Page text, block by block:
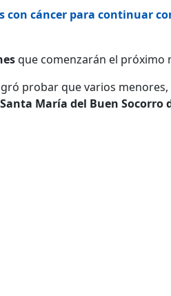
con cáncer para continuar
que comenzarán el próximo
probar que varios
María del Buen Socorro